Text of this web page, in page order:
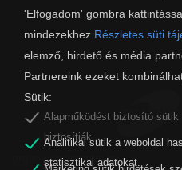
'Elfogadom' gombra
mindezekhez. Részletes süti
elemző, hirdető és média
Partnereink ezeket
Sütik:
Alapműködést biztosító sütik
biztosítják.
Analitikai sütik a weboldal
statisztikai adatokat.
organw@zalaszam.hu